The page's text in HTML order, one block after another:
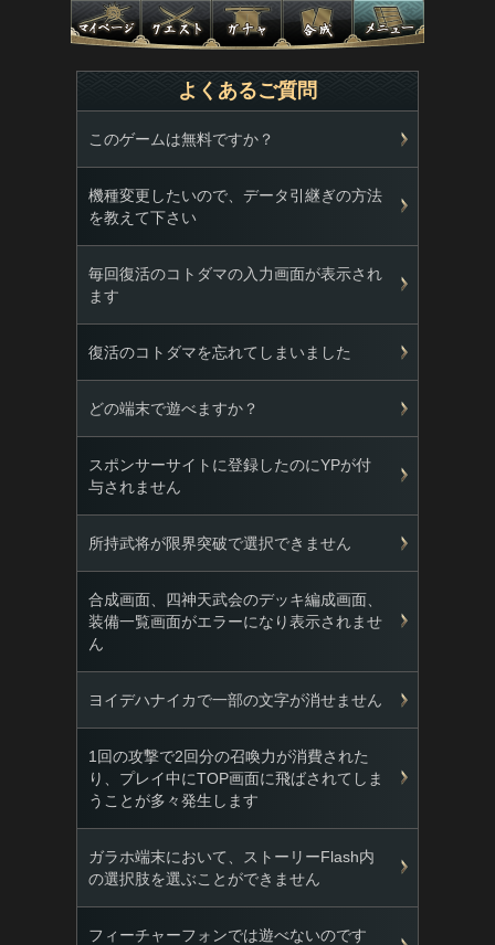
よくあるご質問
このゲームは無料ですか？
機種変更したいので、データ引継ぎの方法
を教えて下さい
毎回復活のコトダマの入力画面が表示され
ます
復活のコトダマを忘れてしまいました
どの端末で遊べますか？
スポンサーサイトに登録したのにYPが付
与されません
所持武将が限界突破で選択できません
合成画面、四神天武会のデッキ編成画面、
装備一覧画面がエラーになり表示されませ
ん
ヨイデハナイカで一部の文字が消せません
1回の攻撃で2回分の召喚力が消費された
り、プレイ中にTOP画面に飛ばされてしま
うことが多々発生します
ガラホ端末において、ストーリーFlash内
の選択肢を選ぶことができません
フィーチャーフォンでは遊べないのです